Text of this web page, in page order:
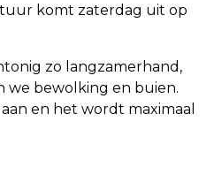
komt zaterdag uit op
zo langzamerhand,
we bewolking en buien.
en het wordt maximaal